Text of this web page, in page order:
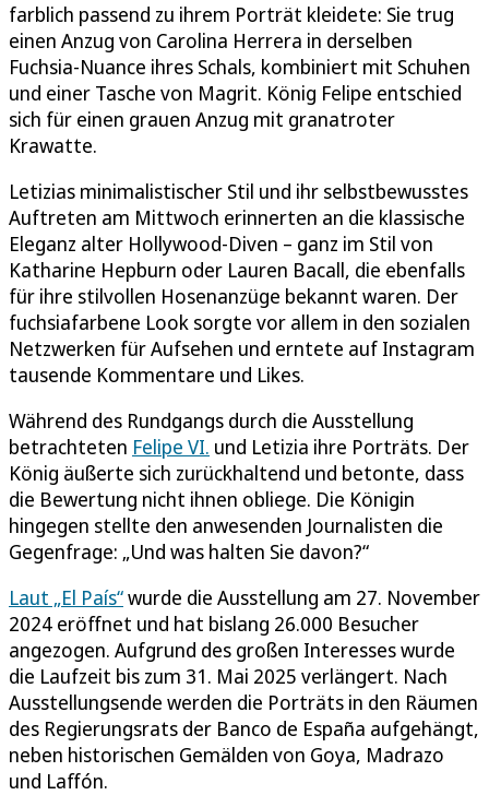
farblich passend zu ihrem Porträt kleidete: Sie trug
einen Anzug von Carolina Herrera in derselben
Fuchsia-Nuance ihres Schals, kombiniert mit Schuhen
und einer Tasche von Magrit. König Felipe entschied
sich für einen grauen Anzug mit granatroter
Krawatte.
Letizias minimalistischer Stil und ihr selbstbewusstes
Auftreten am Mittwoch erinnerten an die klassische
Eleganz alter Hollywood-Diven – ganz im Stil von
Katharine Hepburn oder Lauren Bacall, die ebenfalls
für ihre stilvollen Hosenanzüge bekannt waren. Der
fuchsiafarbene Look sorgte vor allem in den sozialen
Netzwerken für Aufsehen und erntete auf Instagram
tausende Kommentare und Likes.
Während des Rundgangs durch die Ausstellung
betrachteten Felipe VI. und Letizia ihre Porträts. Der
König äußerte sich zurückhaltend und betonte, dass
die Bewertung nicht ihnen obliege. Die Königin
hingegen stellte den anwesenden Journalisten die
Gegenfrage: „Und was halten Sie davon?“
Laut „El País“wurde die Ausstellung am 27. November
2024 eröffnet und hat bislang 26.000 Besucher
angezogen. Aufgrund des großen Interesses wurde
die Laufzeit bis zum 31. Mai 2025 verlängert. Nach
Ausstellungsende werden die Porträts in den Räumen
des Regierungsrats der Banco de España aufgehängt,
neben historischen Gemälden von Goya, Madrazo
und Laffón.